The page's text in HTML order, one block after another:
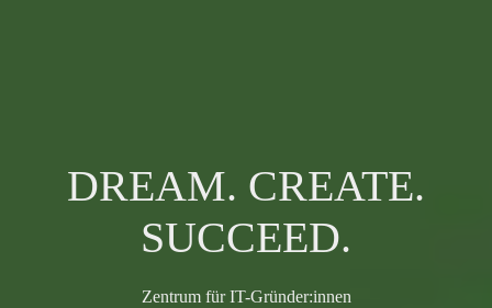
DREAM. CREATE.
SUCCEED.
Zentrum für IT-Gründer:innen